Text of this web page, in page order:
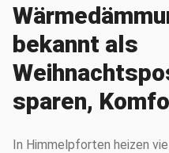
bekannt als
sparen,
In Himmelpforten heizen